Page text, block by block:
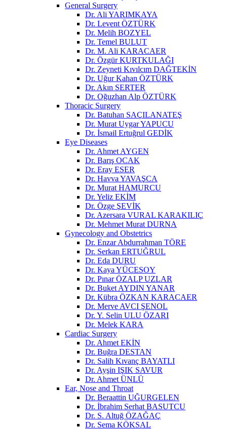
General Surgery
Dr. Ali YARIMKAYA
Dr. Levent ÖZTÜRK
Dr. Melih BOZYEL
Dr. Temel BULUT
Dr. M. Ali KARACAER
Dr. Özgür KURTKULAĞI
Dr. Zeyneti Kıvılcım DAĞTEKİN
Dr. Uğur Kahan ÖZTÜRK
Dr. Akın SERTER
Dr. Oğuzhan Alp ÖZTÜRK
Thoracic Surgery
Dr. Batuhan SAÇILANATEŞ
Dr. Murat Uygar YAPUCU
Dr. İsmail Ertuğrul GEDİK
Eye Diseases
Dr. Ahmet AYGEN
Dr. Barış OCAK
Dr. Eray ESER
Dr. Havva YAVAŞCA
Dr. Murat HAMURCU
Dr. Yeliz EKİM
Dr. Özge ŞEVİK
Dr. Azersara VURAL KARAKILIÇ
Dr. Mehmet Murat DURNA
Gynecology and Obstetrics
Dr. Enzar Abdurrahman TÖRE
Dr. Serkan ERTUĞRUL
Dr. Eda DURU
Dr. Kaya YÜCESOY
Dr. Pınar ÖZALP UZLAR
Dr. Buket AYDIN YANAR
Dr. Kübra ÖZKAN KARACAER
Dr. Merve AVCI ŞENOL
Dr. Y. Selin ULU ÖZARI
Dr. Melek KARA
Cardiac Surgery
Dr. Ahmet EKİN
Dr. Buğra DESTAN
Dr. Salih Kıvanç BAYATLI
Dr. Ayşin IŞIK SAVUR
Dr. Ahmet ÜNLÜ
Ear, Nose and Throat
Dr. Beraattin UĞURGELEN
Dr. İbrahim Serhat BASUTCU
Dr. S. Altuğ ÖZAĞAÇ
Dr. Sema KÖKSAL